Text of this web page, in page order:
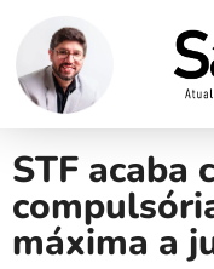
STF acaba
máxima a